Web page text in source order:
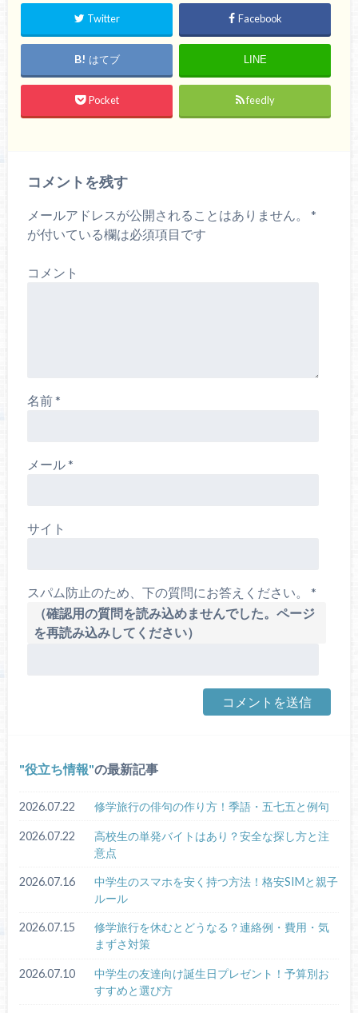
Twitter Facebook
はてブ LINE
Pocket feedly
コメントを残す
メールアドレスが公開されることはありません。
*
が付いている欄は必須項目です
コメント
名前*
メール*
サイト
スパム防止のため、下の質問にお答えください。 *
（確認用の質問を読み込めませんでした。ページ
を再読み込みしてください）
役立ち情報 の最新記事
2026.07.22 修学旅行の俳句の作り方！季語・五七五と例句
2026.07.22
高校生の単発バイトはあり？安全な探し方と注
意点
2026.07.16
中学生のスマホを安く持つ方法！格安SIMと親子
ルール
2026.07.15
修学旅行を休むとどうなる？連絡例・費用・気
まずさ対策
2026.07.10
中学生の友達向け誕生日プレゼント！予算別お
すすめと選び方